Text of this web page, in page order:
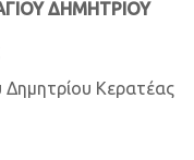
ΔΗΜΗΤΡΙΟΥ
Δημητρίου Κερατέας